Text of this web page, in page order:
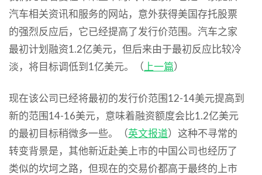
汽车相关资讯和服务的网站，意外获得美国存托股票
的强烈反应后，它已经提高了发行价范围。汽车之家
最初计划融资1.2亿美元，但后来由于最初反应比较冷
淡，将目标调低到1亿美元。（ 上一篇）
现在该公司已经将最初的发行价范围12-14美元提高到
新的范围14-16美元，意味着融资额度会比1.2亿美元
的最初目标稍微多一些。（英文报道）这种不寻常的
转变背景是，其他新近赴美上市的中国公司也经历了
类似的坎坷之路，但现在的交易价都高于最终的上市